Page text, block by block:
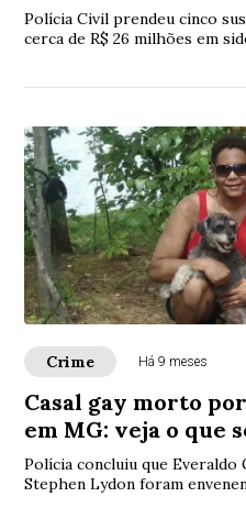
Polícia Civil prendeu cinco
cerca de R$ 26 milhões em
Crime Há 9 meses
Casal gay morto
em MG: veja o que
Polícia concluiu que
Stephen Lydon foram